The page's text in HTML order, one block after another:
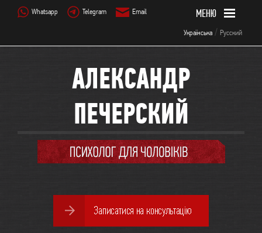
Whatsapp Telegram Email
Українська / Русский
АЛЕКСАНДР
ПЕЧЕРСКИЙ